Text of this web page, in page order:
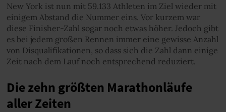
New York ist nun mit 59.133 Athleten im Ziel wieder mit
einigem Abstand die Nummer eins. Vor kurzem war
diese Finisher-Zahl sogar noch etwas höher. Jedoch gibt
es bei jedem großen Rennen immer eine gewisse Anzahl
von Disqualifikationen, so dass sich die Zahl dann einige
Zeit nach dem Lauf noch entsprechend reduziert.
Die zehn größten Marathonläufe
aller Zeiten